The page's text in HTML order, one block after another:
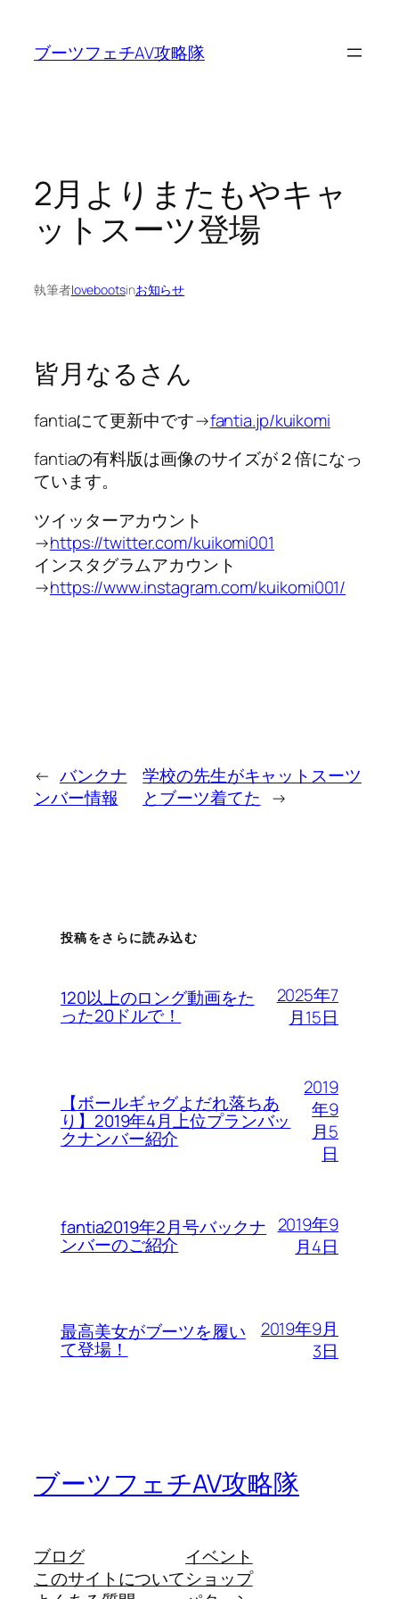
ブーツフェチAV攻略隊
2月よりまたもやキャ
ットスーツ登場
執筆者lovebootsinお知らせ
皆月なるさん
fantiaにて更新中です→fantia.jp/kuikomi
fantiaの有料版は画像のサイズが２倍になっ
ています。
ツイッターアカウント
→https://twitter.com/kuikomi001
インスタグラムアカウント
→https://www.instagram.com/kuikomi001/
← バンクナ
ンバー情報
学校の先生がキャットスーツ
とブーツ着てた →
投稿をさらに読み込む
120以上のロング動画をた
った20ドルで！
2025年7
月15日
【ボールギャグよだれ落ちあ
り】2019年4月上位プランバッ
クナンバー紹介
2019
年9
月5
日
fantia2019年2月号バックナ
ンバーのご紹介
2019年9
月4日
最高美女がブーツを履い
て登場！
2019年9月
3日
ブーツフェチAV攻略隊
ブログ
このサイトについて
イベント
ショップ